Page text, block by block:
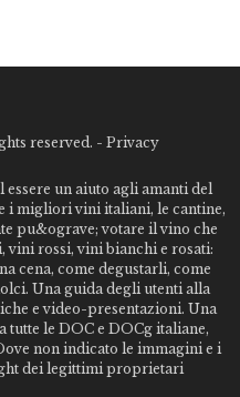
reserved. - Privacy
un aiuto agli amanti del
i migliori vini italiani, le cantine,
pu&ograve; votare il vino che
rossi, vini bianchi e rosati:
cena, come degustarli, come
Una guida degli utenti alla
e video-presentazioni. Una
tutte le DOC e DOCg italiane,
non indicato le immagini e i
dei legittimi proprietari